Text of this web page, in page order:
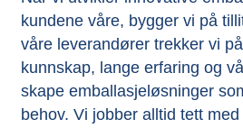
kundene våre, bygger vi på
våre leverandører trekker vi
kunnskap, lange erfaring og
skape emballasjeløsninger
behov. Vi jobber alltid tett